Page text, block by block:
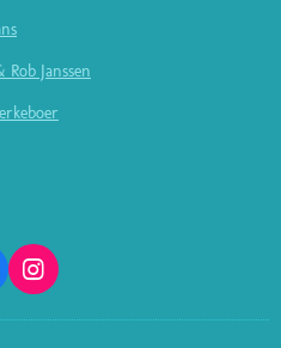
Janssen
I
N
S